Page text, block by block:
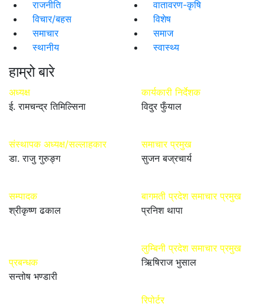
राजनीति
वातावरण-कृषि
विचार/बहस
विशेष
समाचार
समाज
स्थानीय
स्वास्थ्य
हाम्रो बारे
अध्यक्ष
ई. रामचन्द्र तिमिल्सिना
संस्थापक अध्यक्ष/सल्लाहकार
डा. राजु गुरुङ्ग
सम्पादक
श्रीकृष्ण ढकाल
प्रबन्धक
सन्तोष भण्डारी
कार्यकारी निर्देशक
विदुर फुँयाल
समाचार प्रमुख
सुजन बज्रचार्य
बागमती प्रदेश समाचार प्रमुख
प्रनिश थापा
लुम्बिनी प्रदेश समाचार प्रमुख
ऋिषिराज भुसाल
रिपोर्टर